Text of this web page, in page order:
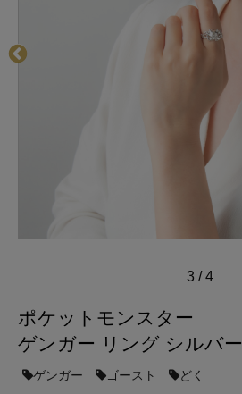
3 /4
ポケットモンスター
ゲンガー リング シルバー
ゲンガー ゴースト
どく